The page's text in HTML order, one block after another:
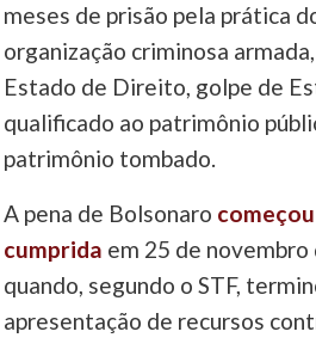
meses de prisão pela prática
organização criminosa
Estado de Direito, golpe de
qualificado ao patrimônio
patrimônio tombado.
A pena de Bolsonaro
cumprida em 25 de novembro
quando, segundo o STF,
apresentação de recursos